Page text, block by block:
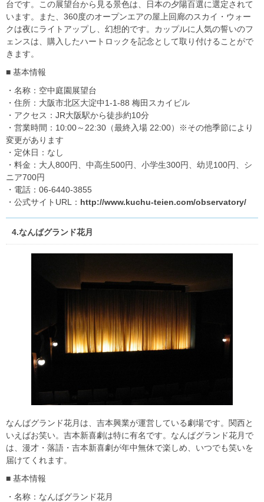
台です。この展望台から見る景色は、日本の夕陽百選に選定されて
います。また、360度のオープンエアの屋上回廊のスカイ・ウォー
クは夜にライトアップし、幻想的です。カップルに人気の誓いのフ
ェンスは、購入したハートロックを記念として取り付けることがで
きます。
■ 基本情報
・名称：空中庭園展望台
・住所：大阪市北区大淀中1-1-88 梅田スカイビル
・アクセス：JR大阪駅から徒歩約10分
・営業時間：10:00～22:30（最終入場 22:00）※その他季節により
変更があります
・定休日：なし
・料金：大人800円、中高生500円、小学生300円、幼児100円、シ
ニア700円
・電話：06-6440-3855
・公式サイトURL： http://www.kuchu-teien.com/observatory/
4.なんばグランド花月
なんばグランド花月は、吉本興業が運営している劇場です。関西と
いえばお笑い。吉本新喜劇は特に有名です。なんばグランド花月で
は、漫才・落語・吉本新喜劇が年中無休で楽しめ、いつでも笑いを
届けてくれます。
■ 基本情報
・名称：なんばグランド花月